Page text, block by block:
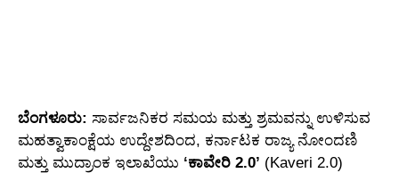
ಬೆಂಗಳೂರು: ಸಾರ್ವಜನಿಕರ ಸಮಯ ಮತ್ತು ಶ್ರಮವನ್ನು ಉಳಿಸುವ
ಮಹತ್ವಾಕಾಂಕ್ಷೆಯ ಉದ್ದೇಶದಿಂದ, ಕರ್ನಾಟಕ ರಾಜ್ಯ ನೋಂದಣಿ
ಮತ್ತು ಮುದ್ರಾಂಕ ಇಲಾಖೆಯು ‘ಕಾವೇರಿ 2.0’ (Kaveri 2.0)